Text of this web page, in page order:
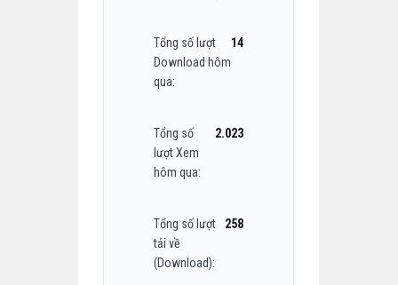
Tổng số lượt
Download hôm
qua:
14
Tổng số
lượt Xem
hôm qua:
2.023
Tổng số lượt
tải về
(Download):
258